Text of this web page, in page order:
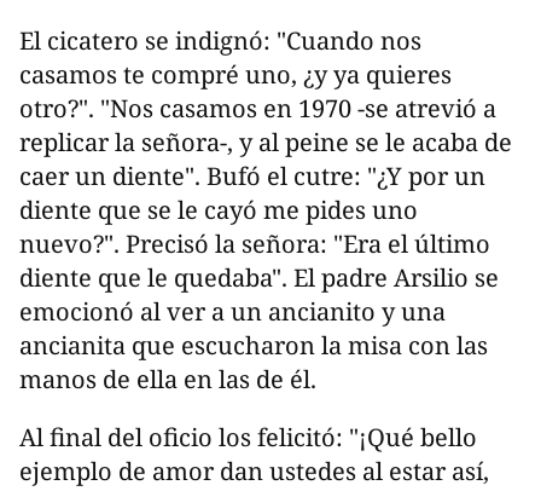
El cicatero se indignó: "Cuando nos
casamos te compré uno, ¿y ya quieres
otro?". "Nos casamos en 1970 -se atrevió a
replicar la señora-, y al peine se le acaba de
caer un diente". Bufó el cutre: "¿Y por un
diente que se le cayó me pides uno
nuevo?". Precisó la señora: "Era el último
diente que le quedaba". El padre Arsilio se
emocionó al ver a un ancianito y una
ancianita que escucharon la misa con las
manos de ella en las de él.
Al final del oficio los felicitó: "¡Qué bello
ejemplo de amor dan ustedes al estar así,